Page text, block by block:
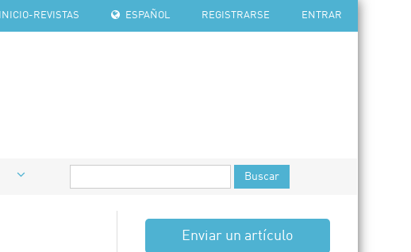
INICIO-REVISTAS ESPAÑOL REGISTRARSE ENTRAR
Buscar
Enviar un artículo